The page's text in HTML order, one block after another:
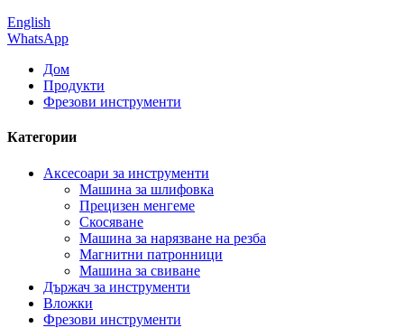
English
WhatsApp
Дом
Продукти
Фрезови инструменти
Категории
Аксесоари за инструменти
Машина за шлифовка
Прецизен менгеме
Скосяване
Машина за нарязване на резба
Магнитни патронници
Машина за свиване
Държач за инструменти
Вложки
Фрезови инструменти